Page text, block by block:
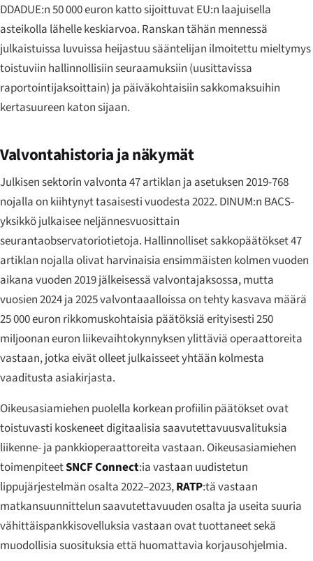
DDADUE:n 50 000 euron katto sijoittuvat EU:n laajuisella
asteikolla lähelle keskiarvoa. Ranskan tähän mennessä
julkaistuissa luvuissa heijastuu sääntelijan ilmoitettu mieltymys
toistuviin hallinnollisiin seuraamuksiin (uusittavissa
raportointijaksoittain) ja päiväkohtaisiin sakkomaksuihin
kertasuureen katon sijaan.
Valvontahistoria ja näkymät
Julkisen sektorin valvonta 47 artiklan ja asetuksen 2019-768
nojalla on kiihtynyt tasaisesti vuodesta 2022. DINUM:n BACS-
yksikkö julkaisee neljännesvuosittain
seurantaobservatoriotietoja. Hallinnolliset sakko­päätökset 47
artiklan nojalla olivat harvinaisia ensimmäisten kolmen vuoden
aikana vuoden 2019 jälkeisessä valvontajaksossa, mutta
vuosien 2024 ja 2025 valvontaaalloissa on tehty kasvava määrä
25 000 euron rikkomuskohtaisia päätöksiä erityisesti 250
miljoonan euron liikevaihtokynnyksen ylittäviä operaattoreita
vastaan, jotka eivät olleet julkaisseet yhtään kolmesta
vaaditusta asiakirjasta.
Oikeusasiamiehen puolella korkean profiilin päätökset ovat
toistuvasti koskeneet digitaalisia saavutettavuusvalituksia
liikenne- ja pankkioperaattoreita vastaan. Oikeusasiamiehen
toimenpiteetSNCF Connect:ia vastaan uudistetun
lippujärjestelmän osalta 2022–2023,RATP:tä vastaan
matkansuunnittelun saavutettavuuden osalta ja useita suuria
vähittäispankkisovelluksia vastaan ovat tuottaneet sekä
muodollisia suosituksia että huomattavia korjausohjelmia.